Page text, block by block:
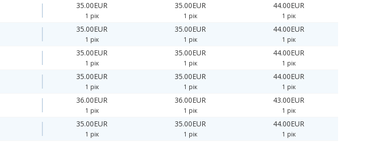
35.00EUR
1 рік
35.00EUR
1 рік
44.00EUR
1 рік
35.00EUR
1 рік
35.00EUR
1 рік
44.00EUR
1 рік
35.00EUR
1 рік
35.00EUR
1 рік
44.00EUR
1 рік
35.00EUR
1 рік
35.00EUR
1 рік
44.00EUR
1 рік
36.00EUR
1 рік
36.00EUR
1 рік
43.00EUR
1 рік
35.00EUR
1 рік
35.00EUR
1 рік
44.00EUR
1 рік